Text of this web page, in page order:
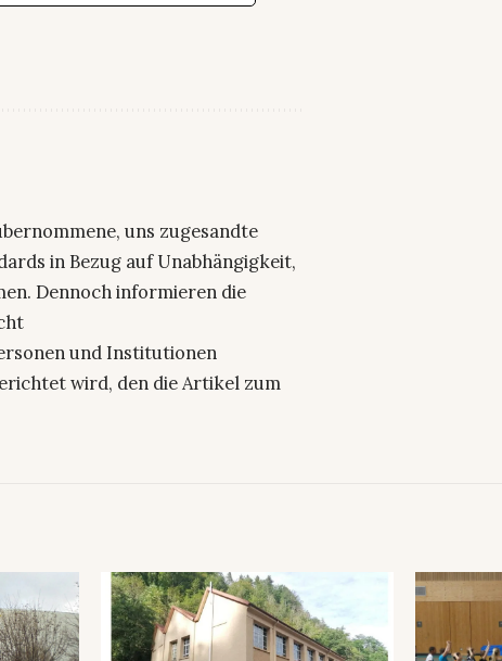
uns zugesandte
in Bezug auf Unabhängigkeit,
Dennoch informieren die
und Institutionen
wird, den die Artikel zum